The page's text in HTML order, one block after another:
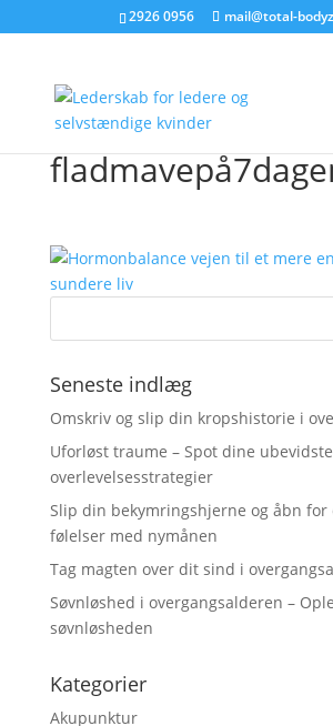
2926 0956 mail@total-
Seneste indlæg
Omskriv og slip din kropshistorie i
Uforløst traume – Spot dine ubevidste
overlevelsesstrategier
Slip din bekymringshjerne og åbn
følelser med nymånen
Tag magten over dit sind i
Søvnløshed i overgangsalderen –
søvnløsheden
Kategorier
Akupunktur